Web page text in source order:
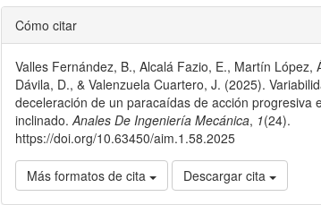
Detalles
del
artículo
Cómo citar
Valles Fernández, B., Alcalá Fazio, E., Martín López,
Dávila, D., & Valenzuela Cuartero, J. (2025).
deceleración de un paracaídas de acción progresiva
inclinado.Anales De Ingeniería Mecánica, 1(24).
https://doi.org/10.63450/aim.1.58.2025
Más formatos de cita Descargar cita